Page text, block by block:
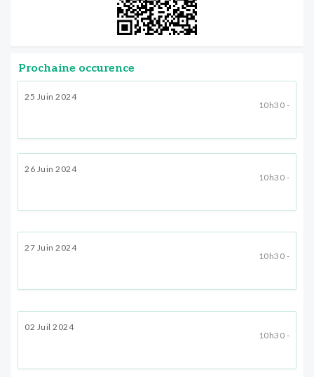
Prochaine occurence
25 Juin 2024
10h30 -
26 Juin 2024
10h30 -
27 Juin 2024
10h30 -
02 Juil 2024
10h30 -